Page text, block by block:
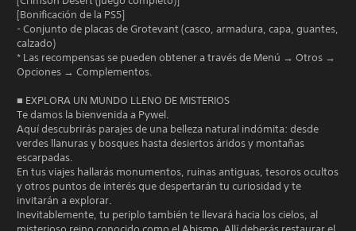
[Bonificación de la PS5]
- Conjunto de placas de Grotevant (casco, armadura, capa, guantes,
calzado)
* Las recompensas se pueden obtener a través de Menú → Otros →
Opciones → Complementos.
■ EXPLORA UN MUNDO LLENO DE MISTERIOS
Te damos la bienvenida a Pywel.
Aquí descubrirás parajes de una belleza natural indómita: desde
verdes llanuras y bosques hasta desiertos áridos y montañas
escarpadas.
En tus viajes hallarás monumentos, ruinas antiguas, tesoros ocultos
y otros puntos de interés que despertarán tu curiosidad y te
invitarán a explorar.
Inevitablemente, tu periplo también te llevará hacia los cielos, al